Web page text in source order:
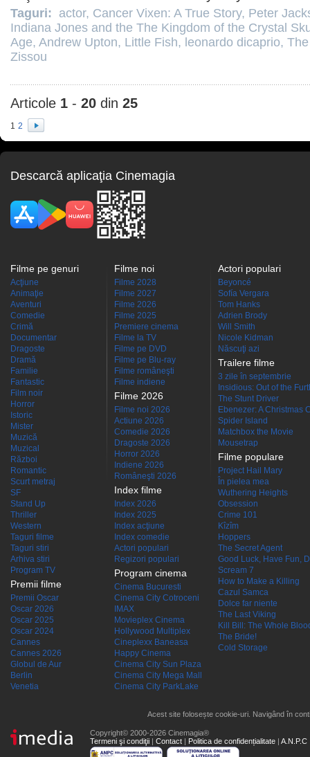
Taguri: actor, Cancer Vixen: A True Story, Peter
Indiana Jones and the The Kingdom of the Crystal
Age, Andrew Upton, Little Fish, leonardo dicaprio,
Zissou
Articole 1 - 20 din 25
1 2
Descarcă aplicaţia Cinemagia
Filme pe genuri
Acţiune
Animaţie
Aventuri
Comedie
Crimă
Documentar
Dragoste
Dramă
Familie
Fantastic
Film noir
Horror
Istoric
Mister
Muzică
Muzical
Război
Romantic
Scurt metraj
SF
Stand Up
Thriller
Western
Taguri filme
Taguri stiri
Arhiva stiri
Program TV
Premii filme
Premii Oscar
Oscar 2026
Oscar 2025
Oscar 2024
Cannes
Cannes 2026
Globul de Aur
Berlin
Venetia
Filme noi
Filme 2028
Filme 2027
Filme 2026
Filme 2025
Premiere cinema
Filme la TV
Filme pe DVD
Filme pe Blu-ray
Filme româneşti
Filme indiene
Filme 2026
Filme noi 2026
Actiune 2026
Comedie 2026
Dragoste 2026
Horror 2026
Indiene 2026
Româneşti 2026
Index filme
Index 2026
Index 2025
Index acţiune
Index comedie
Actori populari
Regizori populari
Program cinema
Cinema Bucuresti
Cinema City Cotroceni
IMAX
Movieplex Cinema
Hollywood Multiplex
Cineplexx Baneasa
Happy Cinema
Cinema City Sun Plaza
Cinema City Mega Mall
Cinema City ParkLake
Actori populari
Beyoncé
Sofía Vergara
Tom Hanks
Adrien Brody
Will Smith
Nicole Kidman
Născuţi azi
Trailere filme
3 zile în septembrie
Insidious: Out of the
The Stunt Driver
Ebenezer: A Christmas
Spider Island
Matchbox the Movie
Mousetrap
Filme populare
Project Hail Mary
În pielea mea
Wuthering Heights
Obsession
Crime 101
Kîzîm
Hoppers
The Secret Agent
Good Luck, Have Fun,
Scream 7
How to Make a Killing
Cazul Samca
Dolce far niente
The Last Viking
Kill Bill: The Whole
The Bride!
Cold Storage
Acest site folosește cookie-uri. Navigând în
Copyright© 2000-2026 Cinemagia®
Termeni şi condiţii | Contact | Politica de confidențialitate | A.N.P.C